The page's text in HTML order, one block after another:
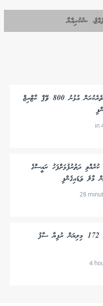
ޝުކުރިއްޔާ
ރާއްޖެ އެތެރެކުރަން އުޅުނު 800 ވޭޕް ކާޓްރިޖް
in
ކުރެއްވި ދަތުރުފުޅަށްފަހު ރައީސްގެ
މާލެ ވަޑައިގެންފި
28
އުރީދޫއަށް 172 މިލިޔަން ރުފިޔާ ސާފު
4